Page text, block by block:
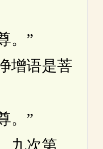
。”
语是菩
。”
次第